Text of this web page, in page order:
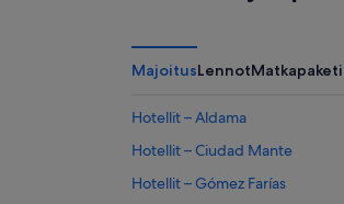
MajoitusLennot
Hotellit – Aldama
Hotellit – Ciudad Mante
Hotellit – Gómez Farías